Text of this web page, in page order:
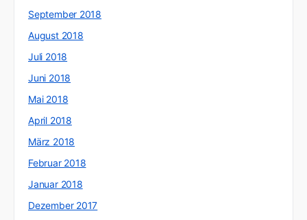
September 2018
August 2018
Juli 2018
Juni 2018
Mai 2018
April 2018
März 2018
Februar 2018
Januar 2018
Dezember 2017